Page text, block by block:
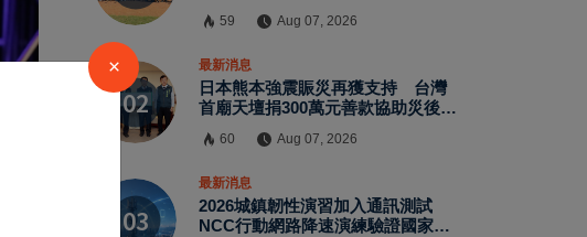
59 Aug 07, 2026
最新消息
日本熊本強震賑災再獲支持 台灣
首廟天壇捐300萬元善款協助災後復
60 Aug 07, 2026
最新消息
2026城鎮韌性演習加入通訊測試
NCC行動網路降速演練驗證國家通
×